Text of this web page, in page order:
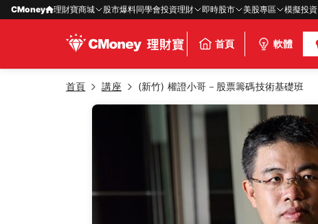
CMoney 理財寶商城 股市爆料同學會投資理財 即時股市 美股專區 模擬投資
首頁 軟體
首頁 講座 (新竹) 權證小哥－股票籌碼技術基礎班